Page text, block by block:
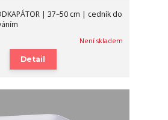
| 37–50 cm | cedník do
Není skladem
Detail